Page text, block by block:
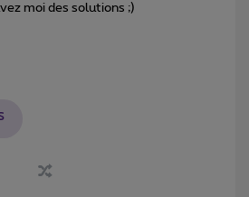
moi des solutions ;)